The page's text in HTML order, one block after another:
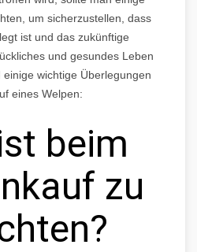
um sicherzustellen, dass
ist und das zukünftige
und gesundes Leben
wichtige Überlegungen
eines Welpen:
beim
zu